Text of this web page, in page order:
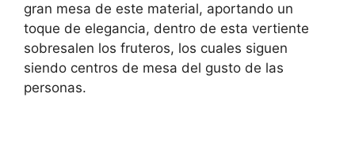
gran mesa de este material, aportando un
toque de elegancia, dentro de esta vertiente
sobresalen los fruteros, los cuales siguen
siendo centros de mesa del gusto de las
personas.